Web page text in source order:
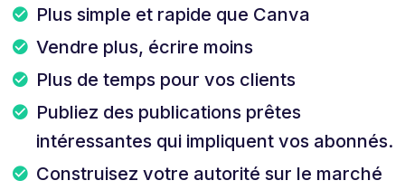
Plus simple et rapide que Canva
Vendre plus, écrire moins
Plus de temps pour vos clients
Publiez des publications prêtes
intéressantes qui impliquent vos abonnés.
Construisez votre autorité sur le marché